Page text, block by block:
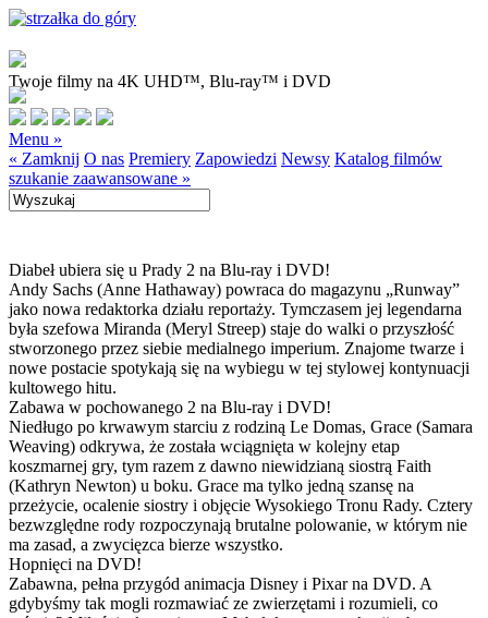
Twoje filmy na 4K UHD™, Blu-ray™ i DVD
Menu »
« Zamknij O nas Premiery Zapowiedzi Newsy Katalog filmów
szukanie zaawansowane »
Diabeł ubiera się u Prady 2 na Blu-ray i DVD!
Andy Sachs (Anne Hathaway) powraca do magazynu „Runway”
jako nowa redaktorka działu reportaży. Tymczasem jej legendarna
była szefowa Miranda (Meryl Streep) staje do walki o przyszłość
stworzonego przez siebie medialnego imperium. Znajome twarze i
nowe postacie spotykają się na wybiegu w tej stylowej kontynuacji
kultowego hitu.
Zabawa w pochowanego 2 na Blu-ray i DVD!
Niedługo po krwawym starciu z rodziną Le Domas, Grace (Samara
Weaving) odkrywa, że została wciągnięta w kolejny etap
koszmarnej gry, tym razem z dawno niewidzianą siostrą Faith
(Kathryn Newton) u boku. Grace ma tylko jedną szansę na
przeżycie, ocalenie siostry i objęcie Wysokiego Tronu Rady. Cztery
bezwzględne rody rozpoczynają brutalne polowanie, w którym nie
ma zasad, a zwycięzca bierze wszystko.
Hopnięci na DVD!
Zabawna, pełna przygód animacja Disney i Pixar na DVD. A
gdybyśmy tak mogli rozmawiać ze zwierzętami i rozumieli, co